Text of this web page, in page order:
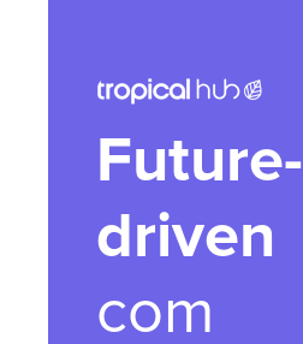
Future-
driven
com